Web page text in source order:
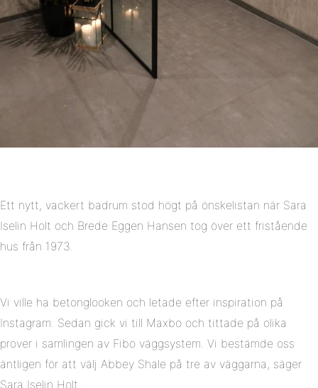
Ett nytt, vackert badrum stod högt på önskelistan när Sara
Iselin Holt och Brede Eggen Hansen tog över ett fristående
hus från 1973.
Vi ville ha betonglooken och letade efter inspiration på
Instagram. Sedan gick vi till Maxbo och tittade på olika
prover i samlingen av Fibo väggsystem. Vi bestämde oss
äntligen för att välj Abbey Shale på tre av väggarna, säger
Sara Iselin Holt.